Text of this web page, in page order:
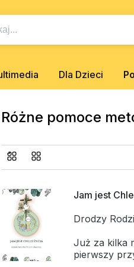
Dla Dzieci
Różne pomoce
Jam jest
Drodzy
Już za kilka
pierwszy